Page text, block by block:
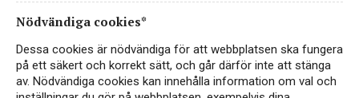
Nödvändiga cookies*
Dessa cookies är nödvändiga för att webbplatsen ska fungera
på ett säkert och korrekt sätt, och går därför inte att stänga
av. Nödvändiga cookies kan innehålla information om val och